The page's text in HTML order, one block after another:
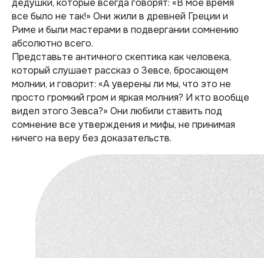
дедушки, которые всегда говорят: «В мое время
все было не так!» Они жили в древней Греции и
Риме и были мастерами в подвергании сомнению
абсолютно всего.
Представьте античного скептика как человека,
который слушает рассказ о Зевсе, бросающем
молнии, и говорит: «А уверены ли мы, что это не
просто громкий гром и яркая молния? И кто вообще
видел этого Зевса?» Они любили ставить под
сомнение все утверждения и мифы, не принимая
ничего на веру без доказательств.